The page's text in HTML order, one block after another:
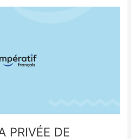
PRIVÉE DE